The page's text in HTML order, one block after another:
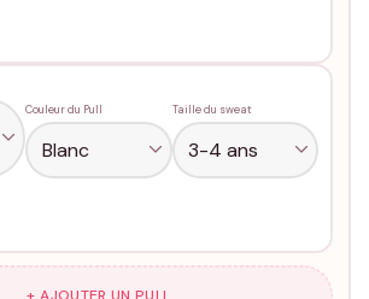
Couleur du Pull
Taille du sweat